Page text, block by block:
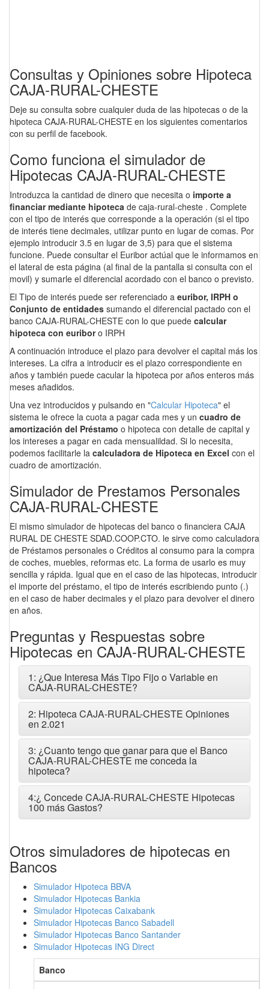
Consultas y Opiniones sobre Hipoteca
CAJA-RURAL-CHESTE
Deje su consulta sobre cualquier duda de las hipotecas o de la
hipoteca CAJA-RURAL-CHESTE en los siguientes comentarios
con su perfil de facebook.
Como funciona el simulador de
Hipotecas CAJA-RURAL-CHESTE
Introduzca la cantidad de dinero que necesita o importe a
financiar mediante hipoteca de caja-rural-cheste . Complete
con el tipo de interés que corresponde a la operación (si el tipo
de interés tiene decimales, utilizar punto en lugar de comas. Por
ejemplo introducir 3.5 en lugar de 3,5) para que el sistema
funcione. Puede consultar el Euribor actúal que le informamos en
el lateral de esta página (al final de la pantalla si consulta con el
movil) y sumarle el diferencial acordado con el banco o previsto.
El Tipo de interés puede ser referenciado a euribor, IRPH o
Conjunto de entidades sumando el diferencial pactado con el
banco CAJA-RURAL-CHESTE con lo que puede calcular
hipoteca con euriboro IRPH
A continuación introduce el plazo para devolver el capital más los
intereses. La cifra a introducir es el plazo correspondiente en
años y también puede cacular la hipoteca por años enteros más
meses añadidos.
Una vez introducidos y pulsando en "Calcular Hipoteca" el
sistema le ofrece la cuota a pagar cada mes y un cuadro de
amortización del Préstamo o hipoteca con detalle de capital y
los intereses a pagar en cada mensualildad. Si lo necesita,
podemos facilitarle la calculadora de Hipoteca en Excel con el
cuadro de amortización.
Simulador de Prestamos Personales
CAJA-RURAL-CHESTE
El mismo simulador de hipotecas del banco o financiera CAJA
RURAL DE CHESTE SDAD.COOP.CTO. le sirve como calculadora
de Préstamos personales o Créditos al consumo para la compra
de coches, muebles, reformas etc. La forma de usarlo es muy
sencilla y rápida. Igual que en el caso de las hipotecas, introducir
el importe del préstamo, el tipo de interés escribiendo punto (.)
en el caso de haber decimales y el plazo para devolver el dinero
en años.
Preguntas y Respuestas sobre
Hipotecas en CAJA-RURAL-CHESTE
1: ¿Que Interesa Más Tipo Fijo o Variable en
CAJA-RURAL-CHESTE?
2: Hipoteca CAJA-RURAL-CHESTE Opiniones
en 2.021
3: ¿Cuanto tengo que ganar para que el Banco
CAJA-RURAL-CHESTE me conceda la
hipoteca?
4:¿ Concede CAJA-RURAL-CHESTE Hipotecas
100 más Gastos?
Otros simuladores de hipotecas en
Bancos
Simulador Hipoteca BBVA
Simulador Hipotecas Bankia
Simulador Hipotecas Caixabank
Simulador Hipotecas Banco Sabadell
Simulador Hipotecas Banco Santander
Simulador Hipotecas ING Direct
Banco